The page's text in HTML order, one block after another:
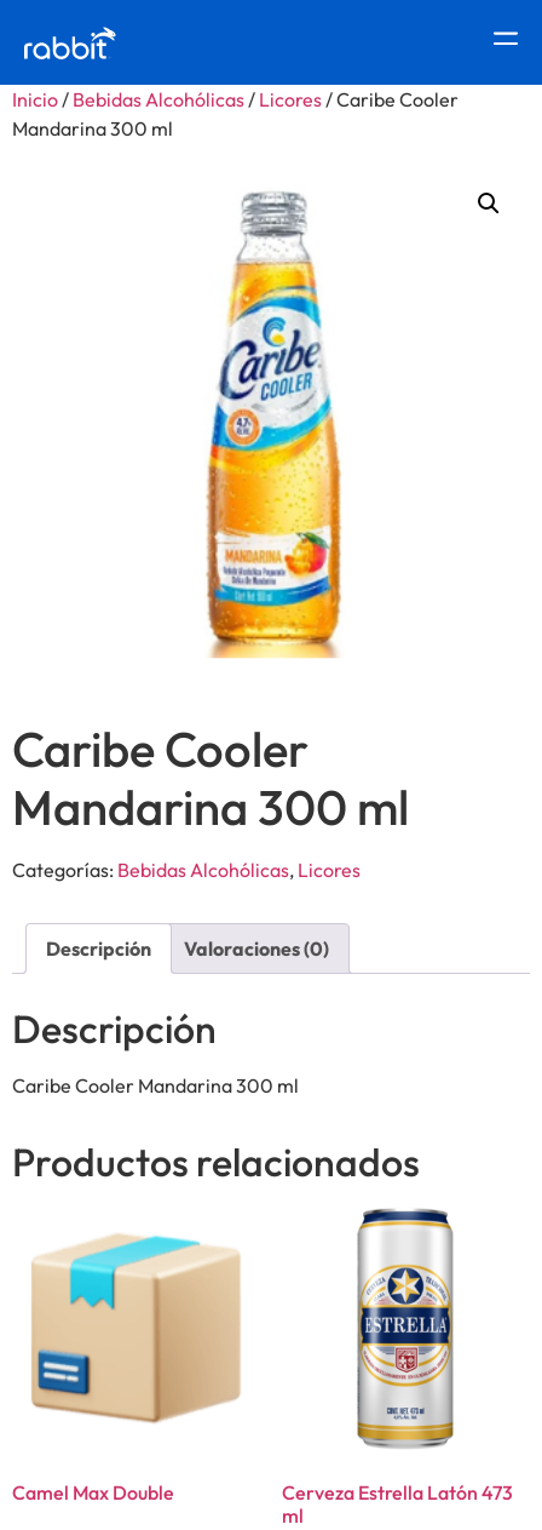
Inicio/ Bebidas Alcohólicas/ Licores/ Caribe Cooler
Mandarina 300 ml
Caribe Cooler
Mandarina 300 ml
Categorías: Bebidas Alcohólicas, Licores
Descripción Valoraciones (0)
Descripción
Caribe Cooler Mandarina 300 ml
Productos relacionados
Camel Max Double
Cerveza Estrella Latón 473
ml